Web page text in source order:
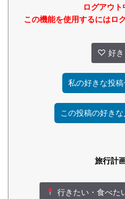
ログアウト
この機能を使用するにはロ
♡ 好き
私の好きな投
この投稿の好き
旅行計
行きたい・食べた